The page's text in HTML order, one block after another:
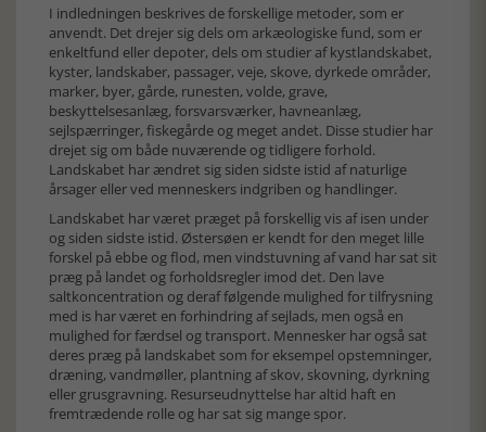
I indledningen beskrives de forskellige metoder, som er
anvendt. Det drejer sig dels om arkæologiske fund, som er
enkeltfund eller depoter, dels om studier af kystlandskabet,
kyster, landskaber, passager, veje, skove, dyrkede områder,
marker, byer, gårde, runesten, volde, grave,
beskyttelsesanlæg, forsvarsværker, havneanlæg,
sejlspærringer, fiskegårde og meget andet. Disse studier har
drejet sig om både nuværende og tidligere forhold.
Landskabet har ændret sig siden sidste istid af naturlige
årsager eller ved menneskers indgriben og handlinger.
Landskabet har været præget på forskellig vis af isen under
og siden sidste istid. Østersøen er kendt for den meget lille
forskel på ebbe og flod, men vindstuvning af vand har sat sit
præg på landet og forholdsregler imod det. Den lave
saltkoncentration og deraf følgende mulighed for tilfrysning
med is har været en forhindring af sejlads, men også en
mulighed for færdsel og transport. Mennesker har også sat
deres præg på landskabet som for eksempel opstemninger,
dræning, vandmøller, plantning af skov, skovning, dyrkning
eller grusgravning. Resurseudnyttelse har altid haft en
fremtrædende rolle og har sat sig mange spor.